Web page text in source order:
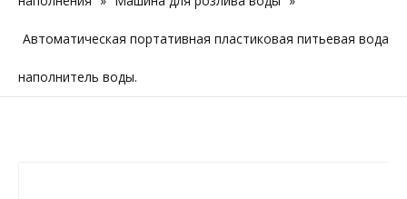
Автоматическая портативная пластиковая питьевая вода
наполнитель воды.